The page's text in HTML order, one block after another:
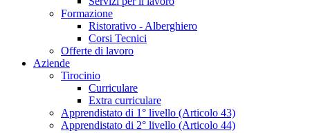
Formazione
Ristorativo - Alberghiero
Corsi Tecnici
Offerte di lavoro
Aziende
Tirocinio
Curriculare
Extra curriculare
Apprendistato di 1° livello (Articolo 43)
Apprendistato di 2° livello (Articolo 44)